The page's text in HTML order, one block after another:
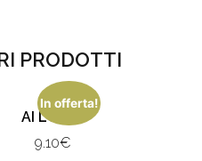
PRODOTTI
In offerta!
AI LOV IU
9.10€